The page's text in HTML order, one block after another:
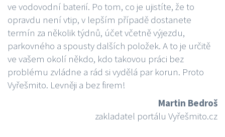
ve vodovodní baterií. Po tom, co je ujistíte, že to
opravdu není vtip, v lepším případě dostanete
termín za několik týdnů, účet včetně výjezdu,
parkovného a spousty dalších položek. A to je určitě
ve vašem okolí někdo, kdo takovou práci bez
problému zvládne a rád si vydělá par korun. Proto
Vyřešmito. Levněji a bez firem!
Martin Bedroš
zakladatel portálu Vyřešmito.cz